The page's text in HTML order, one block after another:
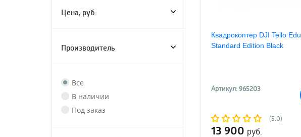
Цена, руб.
Производитель
Все
В наличии
Под заказ
Квадрокоптер DJI Tello Edu
Standard Edition Black
Артикул: 965203
(5.0)
13 900 руб.